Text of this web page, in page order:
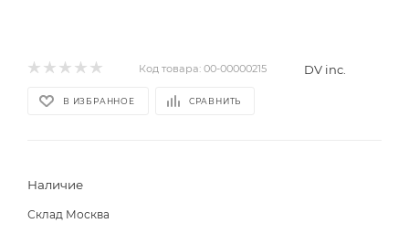
Код товара: 00-00000215 DV inc.
В ИЗБРАННОЕ СРАВНИТЬ
Наличие
Склад Москва